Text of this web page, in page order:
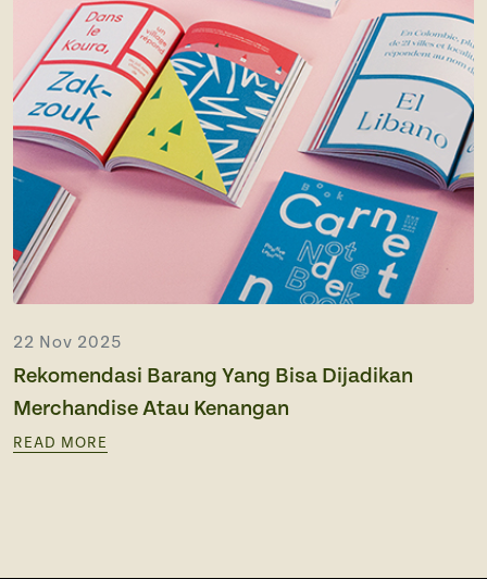
22 Nov 2025
Rekomendasi Barang Yang Bisa Dijadikan
Merchandise Atau Kenangan
READ MORE